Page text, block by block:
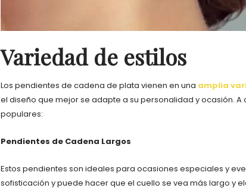
Variedad de estilos
Los pendientes de cadena de plata vienen en una amplia
el diseño que mejor se adapte a su personalidad y ocasión.
populares:
Pendientes de Cadena Largos
Estos pendientes son ideales para ocasiones especiales y
sofisticación y puede hacer que el cuello se vea más largo y